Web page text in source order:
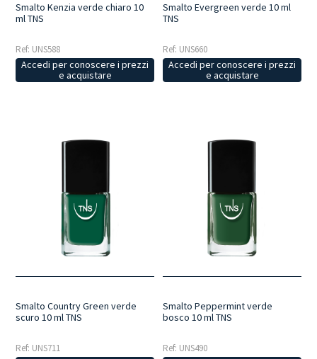
Smalto Kenzia verde chiaro 10
ml TNS
Ref: UNS588
Accedi per conoscere i prezzi
e acquistare
Smalto Evergreen verde 10 ml
TNS
Ref: UNS660
Accedi per conoscere i prezzi
e acquistare
Smalto Country Green verde
scuro 10 ml TNS
Ref: UNS711
Smalto Peppermint verde
bosco 10 ml TNS
Ref: UNS490